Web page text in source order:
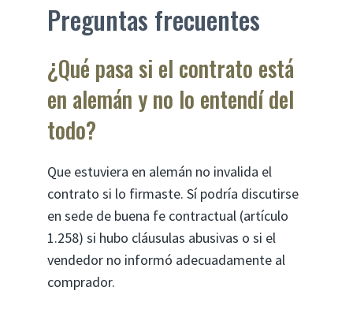
Preguntas frecuentes
¿Qué pasa si el contrato está
en alemán y no lo entendí del
todo?
Que estuviera en alemán no invalida el
contrato si lo firmaste. Sí podría discutirse
en sede de buena fe contractual (artículo
1.258) si hubo cláusulas abusivas o si el
vendedor no informó adecuadamente al
comprador.